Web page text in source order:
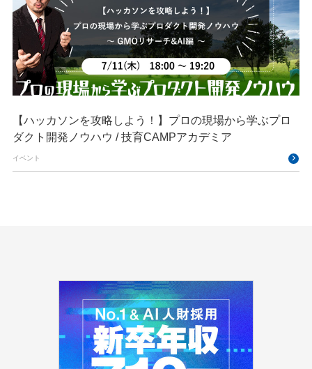
【ハッカソンを攻略しよう！】プロの現場から学ぶプロ
ダクト開発ノウハウ / 技育CAMPアカデミア
イベント